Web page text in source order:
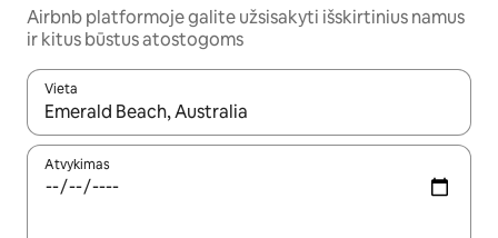
Airbnb platformoje galite užsisakyti išskirtinius namus
ir kitus būstus atostogoms
Vieta
Kai pasirodys paieškos rezultatai, juos naršyti galite
Atvykimas